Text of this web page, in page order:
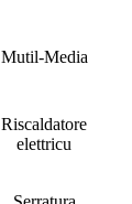
Mutil-Media
Riscaldatore
elettricu